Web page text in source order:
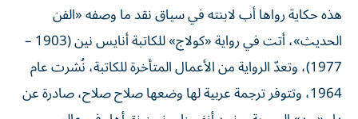
هذه حكاية رواها أب لابنته في سياق نقد ما وصفه «الفن
الحديث»، أتت في رواية «كولاج» للكاتبة أنايس نين (1903 –
1977)، وتعدّ الرواية من الأعمال المتأخرة للكاتبة، نُشرت عام
1964، وتتوفر ترجمة عربية لها وضعها صلاح صلاح، صادرة عن